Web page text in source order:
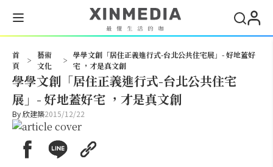
首
頁
>
藝術
文化
>
學學文創「居住正義進行式-台北公共住宅展」- 好地蓋好
宅 ，才是真文創
學學文創「居住正義進行式-台北公共住宅
展」- 好地蓋好宅 ，才是真文創
By欣建築2015/12/22